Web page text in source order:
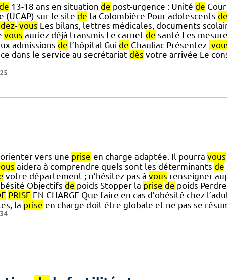
13-18 ans en situation de post-urgence : Unité de
(UCAP) sur le site de la Colombière Pour adolescents de
- vous Les bilans, lettres médicales, documents
vous auriez déjà transmis Le carnet de santé Les
admissions de l’hôpital Gui de Chauliac Présentez-
dans le service au secrétariat dès votre arrivée Le
orienter vers une prise en charge adaptée. Il pourra vous
aidera à comprendre quels sont les déterminants de
votre département ; n’hésitez pas à vous renseigner
Objectifs de poids Stopper la prise de poids
PRISE EN CHARGE Que faire en cas d’obésité chez
la prise en charge doit être globale et ne pas se